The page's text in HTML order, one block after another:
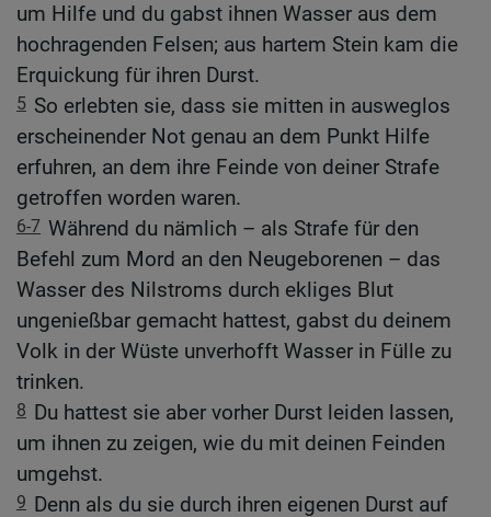
um Hilfe und du gabst ihnen Wasser aus dem
hochragenden Felsen; aus hartem Stein kam die
Erquickung für ihren Durst.
5 So erlebten sie, dass sie mitten in ausweglos
erscheinender Not genau an dem Punkt Hilfe
erfuhren, an dem ihre Feinde von deiner Strafe
getroffen worden waren.
6-7 Während du nämlich – als Strafe für den
Befehl zum Mord an den Neugeborenen – das
Wasser des Nilstroms durch ekliges Blut
ungenießbar gemacht hattest, gabst du deinem
Volk in der Wüste unverhofft Wasser in Fülle zu
trinken.
8 Du hattest sie aber vorher Durst leiden lassen,
um ihnen zu zeigen, wie du mit deinen Feinden
umgehst.
9 Denn als du sie durch ihren eigenen Durst auf